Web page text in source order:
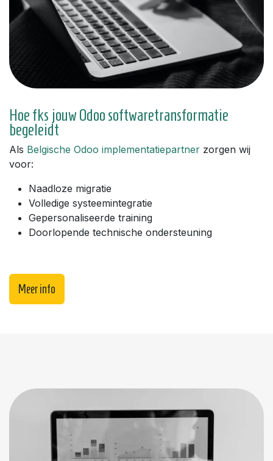
Hoe fks jouw Odoo softwaretransformatie
begeleidt
Als Belgische Odoo implementatiepartner zorgen wij
voor:
Naadloze migratie
Volledige systeemintegratie
Gepersonaliseerde training
Doorlopende technische ondersteuning
Mee​​​​​​r info